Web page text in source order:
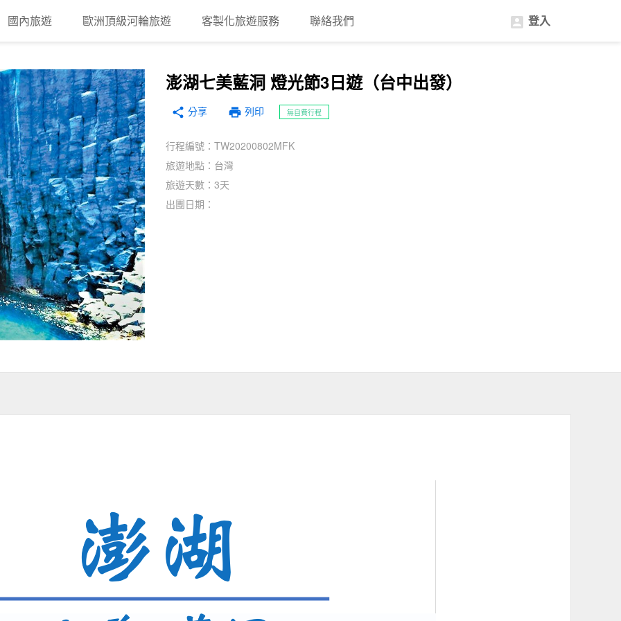
國內旅遊 歐洲頂級河輪旅遊 客製化旅遊服務 聯絡我們  登入
澎湖七美藍洞 燈光節3日遊（台中出發）
share 分享 print 列印 無自費行程
行程編號：TW20200802MFK
旅遊地點：台灣
旅遊天數：3天
出團日期：